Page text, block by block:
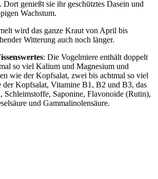
genießt sie ihr geschütztes Dasein und
Wachstum.
wird das ganze Kraut von April bis
Witterung auch noch länger.
: Die Vogelmiere enthält doppelt
so viel Kalium und Magnesium und
wie der Kopfsalat, zwei bis achtmal so viel
Kopfsalat, Vitamine B1, B2 und B3, das
Schleimstoffe, Saponine, Flavonoide (Rutin),
und Gammalinolensäure.